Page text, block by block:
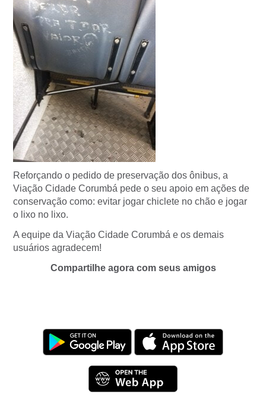
Reforçando o pedido de preservação dos ônibus, a
Viação Cidade Corumbá pede o seu apoio em ações de
conservação como: evitar jogar chiclete no chão e jogar
o lixo no lixo.
A equipe da Viação Cidade Corumbá e os demais
usuários agradecem!
Compartilhe agora com seus amigos